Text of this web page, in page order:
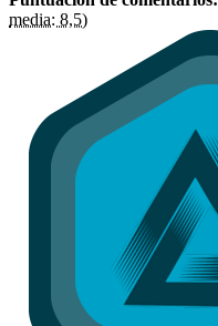
media: 8,5)